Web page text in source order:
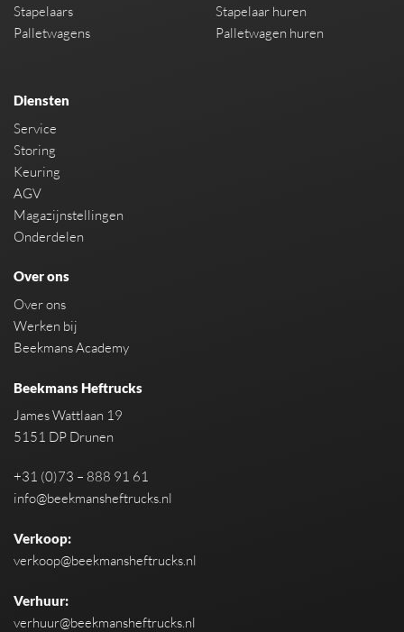
Stapelaars
Palletwagens
Stapelaar huren
Palletwagen huren
Diensten
Service
Storing
Keuring
AGV
Magazijnstellingen
Onderdelen
Over ons
Over ons
Werken bij
Beekmans Academy
Beekmans Heftrucks
James Wattlaan 19
5151 DP Drunen
+31 (0)73 – 888 91 61
info@beekmansheftrucks.nl
Verkoop:
verkoop@beekmansheftrucks.nl
Verhuur:
verhuur@beekmansheftrucks.nl